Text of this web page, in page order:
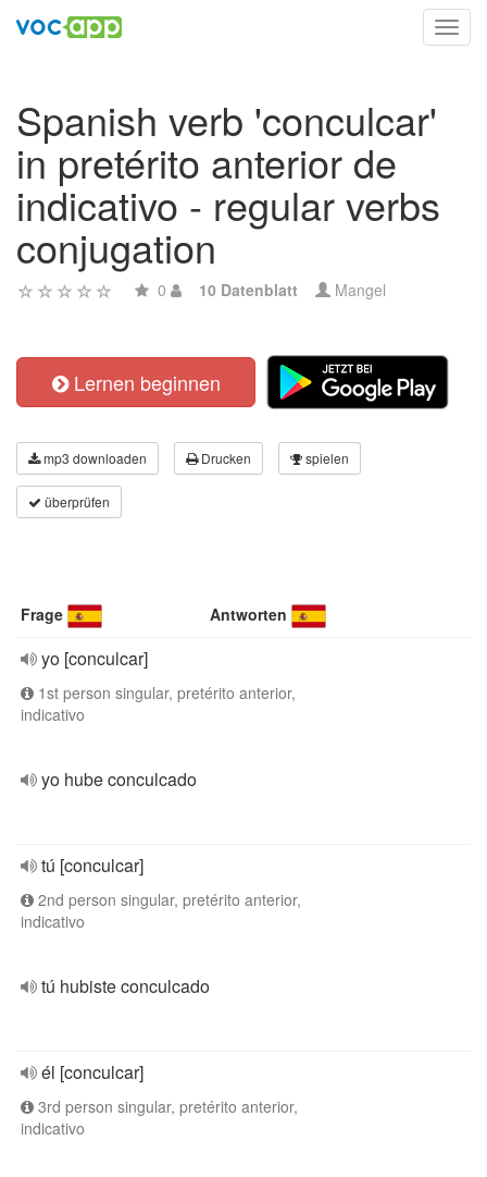
Spanish verb 'conculcar'
in pretérito anterior de
indicativo - regular verbs
conjugation
0 10 Datenblatt Mangel
Lernen beginnen
mp3 downloaden Drucken spielen
überprüfen
Frage Antworten
yo [conculcar]
1st person singular, pretérito anterior,
indicativo
yo hube conculcado
tú [conculcar]
2nd person singular, pretérito anterior,
indicativo
tú hubiste conculcado
él [conculcar]
3rd person singular, pretérito anterior,
indicativo